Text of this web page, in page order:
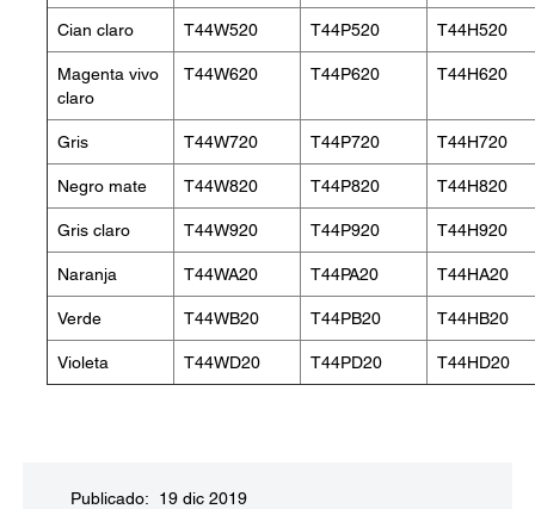
Cian claro T44W520 T44P520 T44H520
Magenta vivo
claro
T44W620 T44P620 T44H620
Gris T44W720 T44P720 T44H720
Negro mate T44W820 T44P820 T44H820
Gris claro T44W920 T44P920 T44H920
Naranja T44WA20 T44PA20 T44HA20
Verde T44WB20 T44PB20 T44HB20
Violeta T44WD20 T44PD20 T44HD20
Publicado: 19 dic 2019